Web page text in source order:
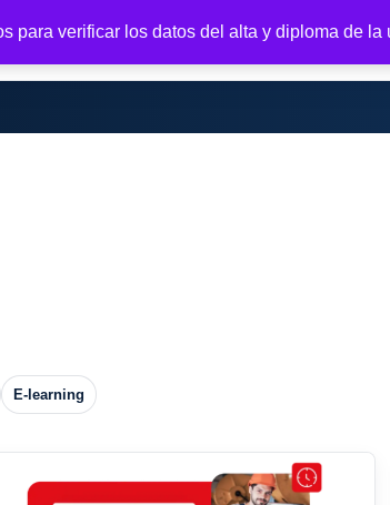
para verificar los datos del alta y diploma de
casa Tienda Registrar Tu membresía Salir
E-learning